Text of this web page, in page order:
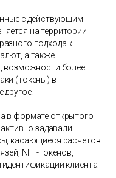
с действующим
на территории
подхода к
а также
возможности более
(токены) в
в формате открытого
задавали
касающиеся расчетов
NFT-токенов,
клиента